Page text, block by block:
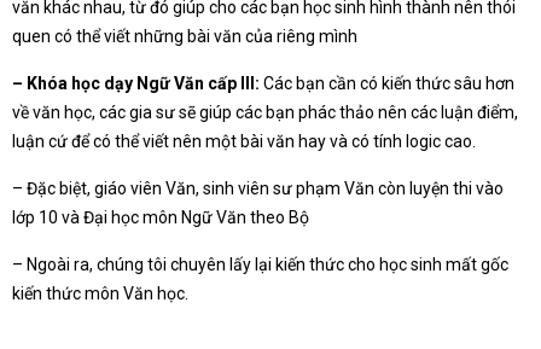
văn khác nhau, từ đó giúp cho các bạn học sinh hình thành nên thói
quen có thể viết những bài văn của riêng mình
– Khóa học dạy Ngữ Văn cấp III: Các bạn cần có kiến thức sâu hơn
về văn học, các gia sư sẽ giúp các bạn phác thảo nên các luận điểm,
luận cứ để có thể viết nên một bài văn hay và có tính logic cao.
– Đặc biệt, giáo viên Văn, sinh viên sư phạm Văn còn luyện thi vào
lớp 10 và Đại học môn Ngữ Văn theo Bộ
– Ngoài ra, chúng tôi chuyên lấy lại kiến thức cho học sinh mất gốc
kiến thức môn Văn học.